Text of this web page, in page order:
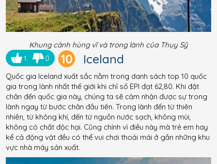
Khung cảnh hùng vĩ và trong lành của Thụy Sỹ
1
0 10 Iceland
Quốc gia Iceland xuất sắc nằm trong danh sách top 10 quốc
gia trong lành nhất thế giới khi chỉ số EPI đạt 62,80. Khi đặt
chân đến quốc gia này, chúng ta sẽ cảm nhận được sự trong
lành ngay từ bước chân đầu tiên. Trong lành đến từ thiên
nhiên, từ không khí, đến từ nguồn nước sạch, không mùi,
không có chất độc hại. Cũng chính vì điều này mà trẻ em hay
kể cả động vật đều có thể vui chơi thoải mái ở gần những khu
vực nhà máy sản xuất.